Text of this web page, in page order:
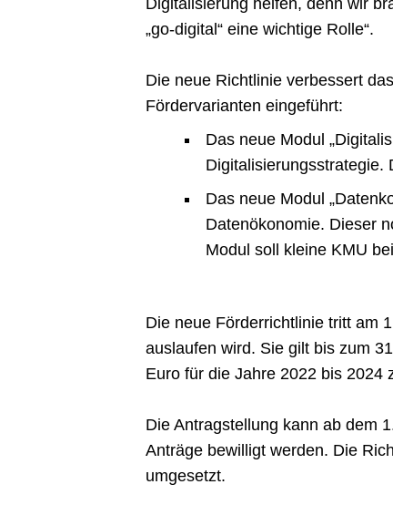
Digitalisierung helfen, denn wir
„go-digital“ eine wichtige Rolle“.
Die neue Richtlinie verbessert
Fördervarianten eingeführt:
Das neue Modul
Digitalisierungsstrategie.
Das neue Modul
Datenökonomie. Dieser
Modul soll kleine KMU
Die neue Förderrichtlinie tritt am
auslaufen wird. Sie gilt bis zum
Euro für die Jahre 2022 bis 2024
Die Antragstellung kann ab dem
Anträge bewilligt werden. Die
umgesetzt.